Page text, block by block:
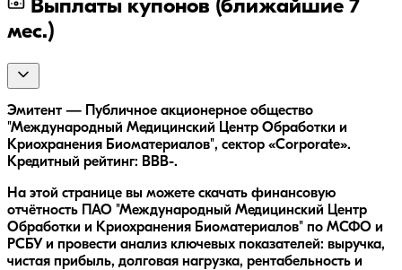
Выплаты купонов (ближайшие 7
мес.)
Эмитент — Публичное акционерное общество
"Международный Медицинский Центр Обработки и
Криохранения Биоматериалов", сектор «Corporate».
Кредитный рейтинг: BBB-.
На этой странице вы можете скачать финансовую
отчётность ПАО "Международный Медицинский Центр
Обработки и Криохранения Биоматериалов" по МСФО и
РСБУ и провести анализ ключевых показателей: выручка,
чистая прибыль, долговая нагрузка, рентабельность и